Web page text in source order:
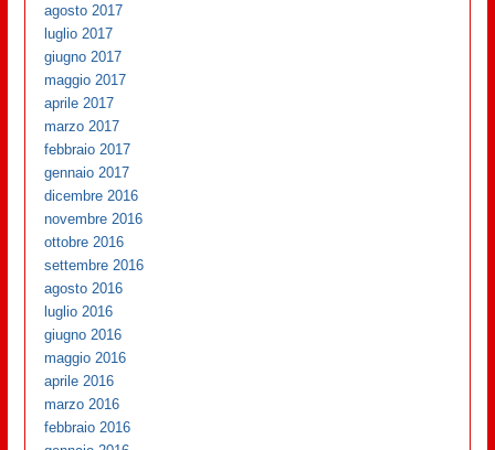
agosto 2017
luglio 2017
giugno 2017
maggio 2017
aprile 2017
marzo 2017
febbraio 2017
gennaio 2017
dicembre 2016
novembre 2016
ottobre 2016
settembre 2016
agosto 2016
luglio 2016
giugno 2016
maggio 2016
aprile 2016
marzo 2016
febbraio 2016